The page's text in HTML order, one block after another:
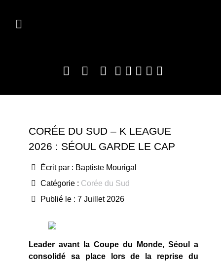
CORÉE DU SUD – K LEAGUE
2026 : SÉOUL GARDE LE CAP
Écrit par : Baptiste Mourigal
Catégorie : Corée du Sud
Publié le : 7 Juillet 2026
Leader avant la Coupe du Monde, Séoul a
consolidé sa place lors de la reprise du